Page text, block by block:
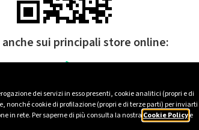
dei servizi in esso presenti, cookie analitici (propri e di
nonché cookie di profilazione (propri e di terze parti) per inviarti
in rete. Per saperne di più consulta la nostra Cookie Policye
sui principali store online: